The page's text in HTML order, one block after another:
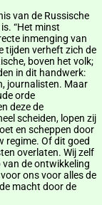
van de Russische
“Het minst
inmenging van
tijden verheft zich de
boven het volk;
in dit handwerk:
journalisten. Maar
orde
deze de
scheiden, lopen zij
en scheppen door
regime. Of dit goed
overlaten. Wij zelf
van de ontwikkeling
ons voor alles de
macht door de